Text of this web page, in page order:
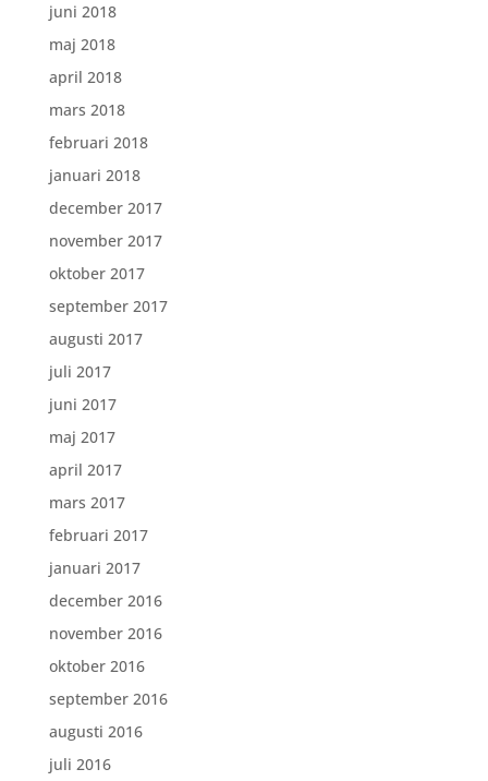
juni 2018
maj 2018
april 2018
mars 2018
februari 2018
januari 2018
december 2017
november 2017
oktober 2017
september 2017
augusti 2017
juli 2017
juni 2017
maj 2017
april 2017
mars 2017
februari 2017
januari 2017
december 2016
november 2016
oktober 2016
september 2016
augusti 2016
juli 2016